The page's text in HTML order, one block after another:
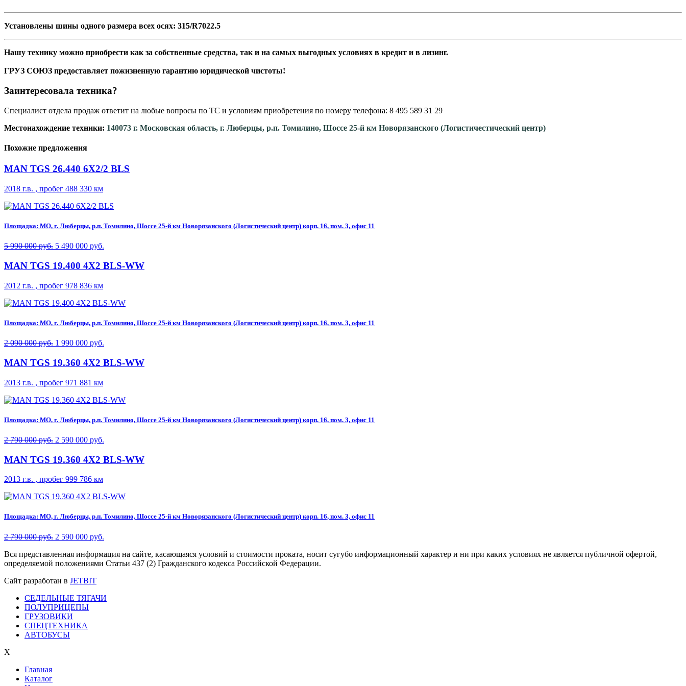
Установлены шины одного размера всех осях: 315/R7022.5
Нашу технику можно приобрести как за собственные средства, так и на самых выгодных условиях в кредит и в лизинг.
ГРУЗ СОЮЗ предоставляет пожизненную гарантию юридической чистоты!
Заинтересовала техника?
Специалист отдела продаж ответит на любые вопросы по ТС и условиям приобретения по номеру телефона: 8 495 589 31 29
Местонахождение техники: 140073 г. Московская область, г. Люберцы, р.п. Томилино, Шоссе 25-й км Новорязанского (Логистичестический центр)
Похожие предложения
MAN TGS 26.440 6X2/2 BLS
2018 г.в. , пробег 488 330 км
Площадка: МО, г. Люберцы, р.п. Томилино, Шоссе 25-й км Новорязанского (Логистический центр) корп. 16, пом. 3, офис 11
5 990 000 руб. 5 490 000 руб.
MAN TGS 19.400 4X2 BLS-WW
2012 г.в. , пробег 978 836 км
Площадка: МО, г. Люберцы, р.п. Томилино, Шоссе 25-й км Новорязанского (Логистический центр) корп. 16, пом. 3, офис 11
2 090 000 руб. 1 990 000 руб.
MAN TGS 19.360 4X2 BLS-WW
2013 г.в. , пробег 971 881 км
Площадка: МО, г. Люберцы, р.п. Томилино, Шоссе 25-й км Новорязанского (Логистический центр) корп. 16, пом. 3, офис 11
2 790 000 руб. 2 590 000 руб.
MAN TGS 19.360 4X2 BLS-WW
2013 г.в. , пробег 999 786 км
Площадка: МО, г. Люберцы, р.п. Томилино, Шоссе 25-й км Новорязанского (Логистический центр) корп. 16, пом. 3, офис 11
2 790 000 руб. 2 590 000 руб.
Вся представленная информация на сайте, касающаяся условий и стоимости проката, носит сугубо информационный характер и ни при каких условиях не является публичной офертой,
определяемой положениями Статьи 437 (2) Гражданского кодекса Российской Федерации.
Сайт разработан в JETBIT
СЕДЕЛЬНЫЕ ТЯГАЧИ
ПОЛУПРИЦЕПЫ
ГРУЗОВИКИ
СПЕЦТЕХНИКА
АВТОБУСЫ
X
Главная
Каталог